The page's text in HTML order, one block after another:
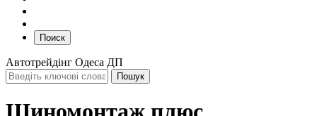
Поиск
Автотрейдінг Одеса ДП